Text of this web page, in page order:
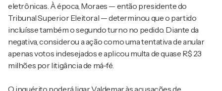
eletrônicas. À época, Moraes — então presidente do
Tribunal Superior Eleitoral — determinou que o partido
incluísse também o segundo turno no pedido. Diante da
negativa, considerou a ação como uma tentativa de anular
apenas votos indesejados e aplicou multa de quase R$ 23
milhões por litigância de má-fé.